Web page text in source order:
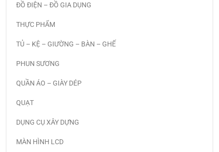
ĐỒ ĐIỆN – ĐỒ GIA DỤNG
THỰC PHẨM
TỦ – KỆ – GIƯỜNG – BÀN – GHẾ
PHUN SƯƠNG
QUẦN ÁO – GIÀY DÉP
QUẠT
DỤNG CỤ XÂY DỰNG
MÀN HÌNH LCD